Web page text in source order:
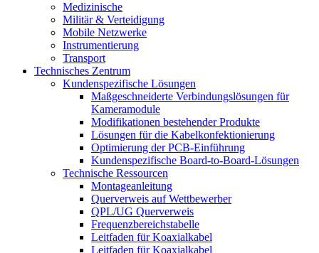
Medizinische
Militär & Verteidigung
Mobile Netzwerke
Instrumentierung
Transport
Technisches Zentrum
Kundenspezifische Lösungen
Maßgeschneiderte Verbindungslösungen für
Kameramodule
Modifikationen bestehender Produkte
Lösungen für die Kabelkonfektionierung
Optimierung der PCB-Einführung
Kundenspezifische Board-to-Board-Lösungen
Technische Ressourcen
Montageanleitung
Querverweis auf Wettbewerber
QPL/UG Querverweis
Frequenzbereichstabelle
Leitfaden für Koaxialkabel
Leitfaden für Koaxialkabel